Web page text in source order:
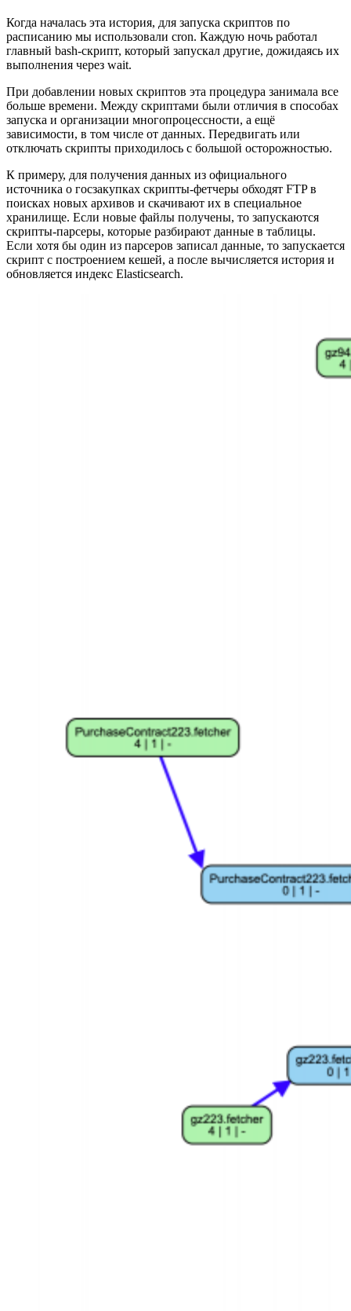
Когда началась эта история, для запуска скриптов по
расписанию мы использовали cron. Каждую ночь работал
главный bash-скрипт, который запускал другие, дожидаясь их
выполнения через wait.
При добавлении новых скриптов эта процедура занимала все
больше времени. Между скриптами были отличия в способах
запуска и организации многопроцессности, а ещё
зависимости, в том числе от данных. Передвигать или
отключать скрипты приходилось с большой осторожностью.
К примеру, для получения данных из официального
источника о госзакупках скрипты-фетчеры обходят FTP в
поисках новых архивов и скачивают их в специальное
хранилище. Если новые файлы получены, то запускаются
скрипты-парсеры, которые разбирают данные в таблицы.
Если хотя бы один из парсеров записал данные, то запускается
скрипт с построением кешей, а после вычисляется история и
обновляется индекс Elasticsearch.